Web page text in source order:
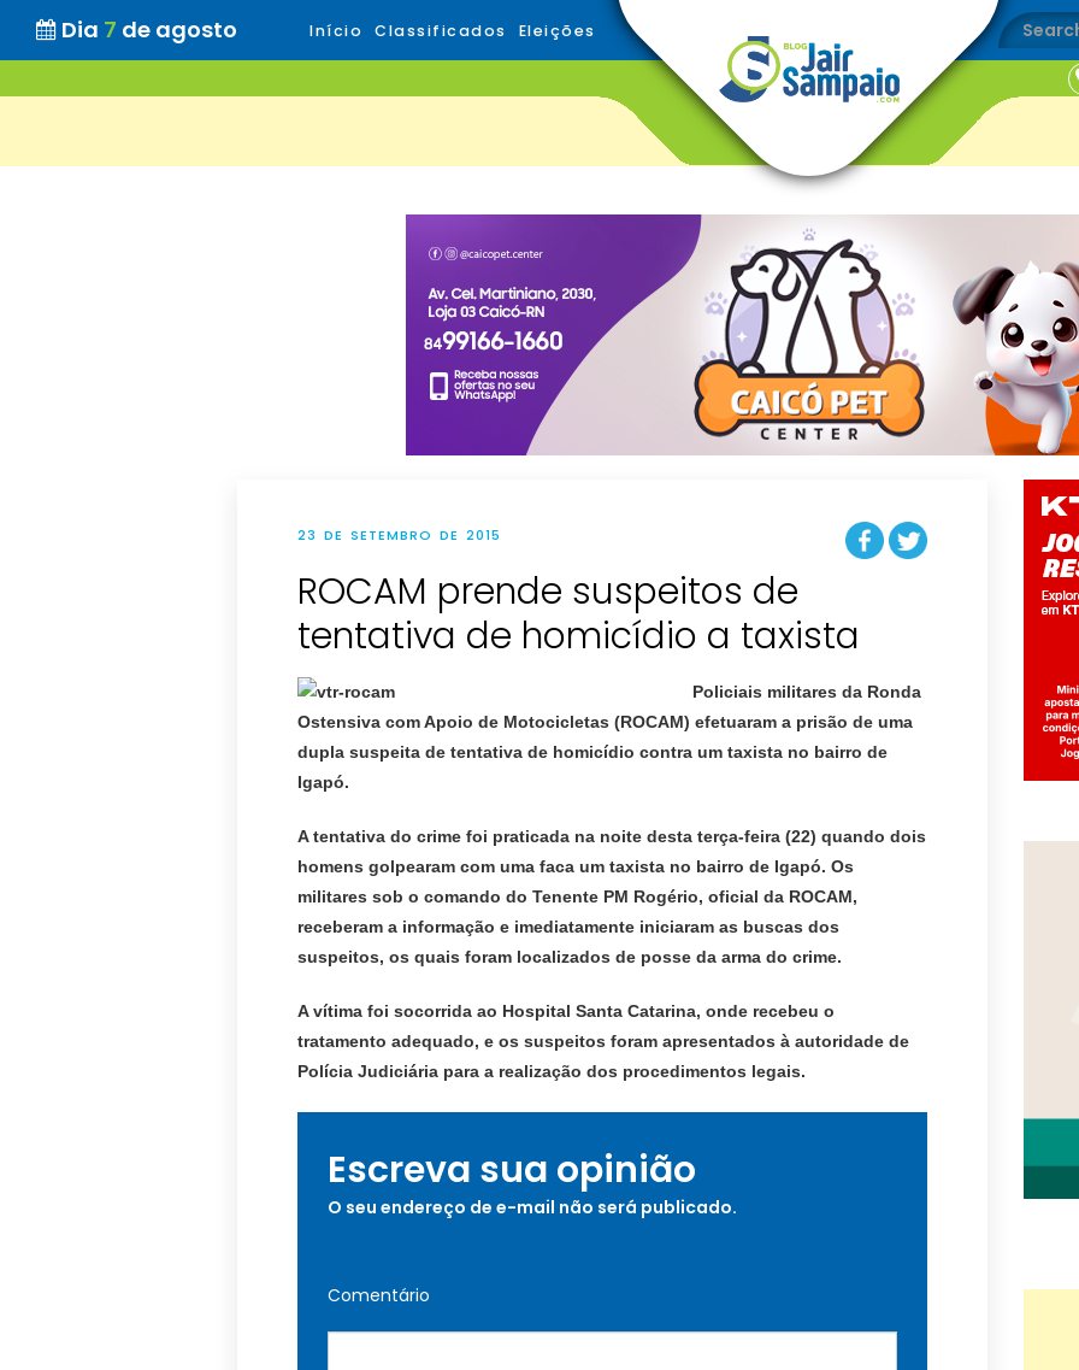
Dia 7 de agosto Início Classificados Eleições
23 DE SETEMBRO DE 2015
ROCAM prende suspeitos de
tentativa de homicídio a taxista
Policiais militares da Ronda
Ostensiva com Apoio de Motocicletas (ROCAM) efetuaram a prisão de uma
dupla suspeita de tentativa de homicídio contra um taxista no bairro de
Igapó.
A tentativa do crime foi praticada na noite desta terça-feira (22) quando dois
homens golpearam com uma faca um taxista no bairro de Igapó. Os
militares sob o comando do Tenente PM Rogério, oficial da ROCAM,
receberam a informação e imediatamente iniciaram as buscas dos
suspeitos, os quais foram localizados de posse da arma do crime.
A vítima foi socorrida ao Hospital Santa Catarina, onde recebeu o
tratamento adequado, e os suspeitos foram apresentados à autoridade de
Polícia Judiciária para a realização dos procedimentos legais.
Escreva sua opinião
O seu endereço de e-mail não será publicado.
Comentário